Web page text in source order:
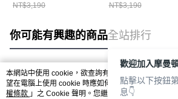
129533WNTBL
NT$3,190
129525WNAT
NT$3,190
你可能有興趣的商品全站排行
熱門標籤
本網站中使用 cookie，欲查詢有關本網站使用 cookie
望在電腦上使用 cookie 時應如何變更電腦的 cookie
權條款 」之 Cookie 聲明。您繼續使用本網站即表示
歡迎加入摩曼
點擊以下按鈕
息👇